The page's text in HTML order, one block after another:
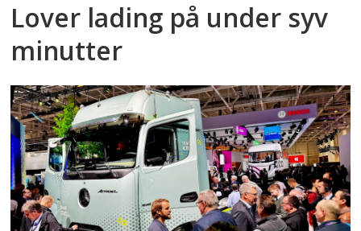
Lover lading på under syv
minutter